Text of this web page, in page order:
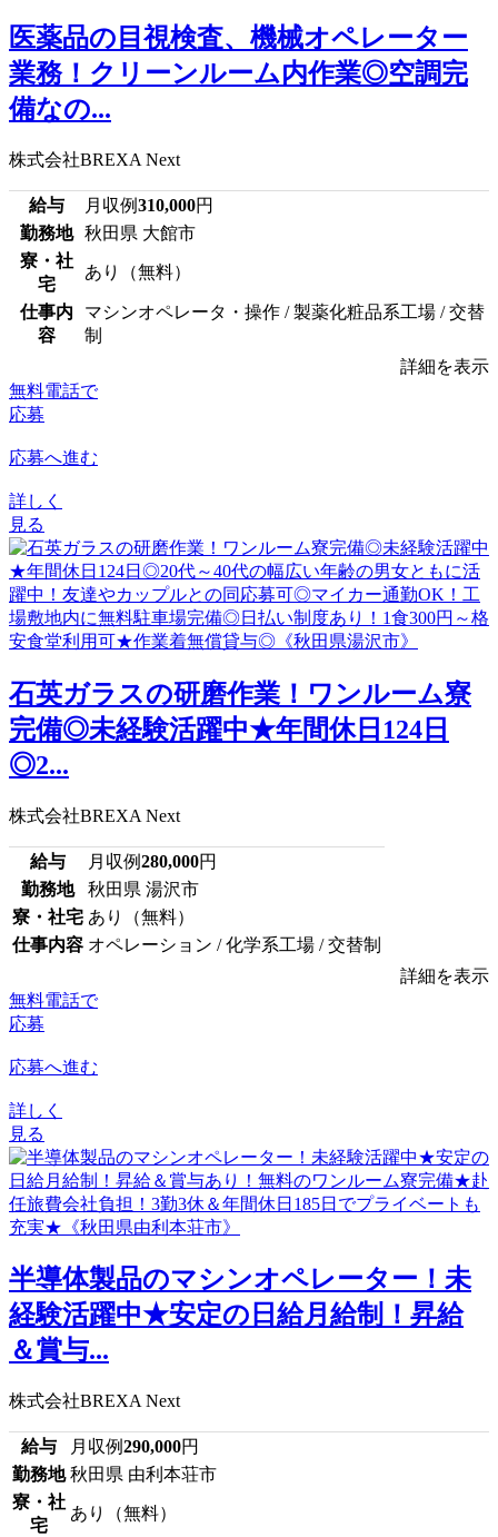
医薬品の目視検査、機械オペレーター
業務！クリーンルーム内作業◎空調完
備なの...
株式会社BREXA Next
給与 月収例310,000円
勤務地
秋田県 大館市
寮・社
宅
あり（無料）
仕事内
容
マシンオペレータ・操作 / 製薬化粧品系工場 / 交替
制
詳細を表示
無料電話で
応募
応募へ進む
詳しく
見る
石英ガラスの研磨作業！ワンルーム寮
完備◎未経験活躍中★年間休日124日
◎2...
株式会社BREXA Next
給与 月収例280,000円
勤務地
秋田県 湯沢市
寮・社宅 あり（無料）
仕事内容 オペレーション / 化学系工場 / 交替制
詳細を表示
無料電話で
応募
応募へ進む
詳しく
見る
半導体製品のマシンオペレーター！未
経験活躍中★安定の日給月給制！昇給
＆賞与...
株式会社BREXA Next
給与 月収例290,000円
勤務地 秋田県 由利本荘市
寮・社
宅
あり（無料）